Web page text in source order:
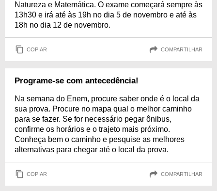
Natureza e Matemática. O exame começará sempre às
13h30 e irá até às 19h no dia 5 de novembro e até às
18h no dia 12 de novembro.
COPIAR COMPARTILHAR
Programe-se com antecedência!
Na semana do Enem, procure saber onde é o local da
sua prova. Procure no mapa qual o melhor caminho
para se fazer. Se for necessário pegar ônibus,
confirme os horários e o trajeto mais próximo.
Conheça bem o caminho e pesquise as melhores
alternativas para chegar até o local da prova.
COPIAR COMPARTILHAR